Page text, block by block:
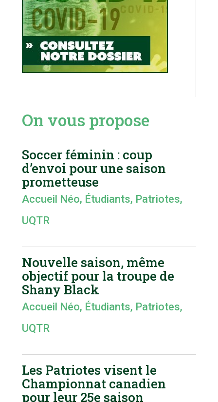
On vous propose
Soccer féminin : coup
d’envoi pour une saison
prometteuse
Accueil Néo, Étudiants, Patriotes,
UQTR
Nouvelle saison, même
objectif pour la troupe de
Shany Black
Accueil Néo, Étudiants, Patriotes,
UQTR
Les Patriotes visent le
Championnat canadien
pour leur 25e saison